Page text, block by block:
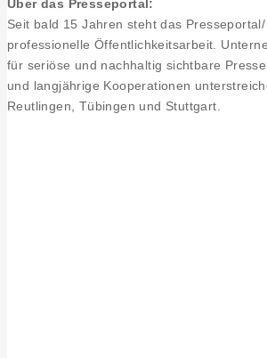
Über das Presseportal:
Seit bald 15 Jahren steht das
professionelle Öffentlichkeitsarbeit.
für seriöse und nachhaltig sichtbare
und langjährige Kooperationen
Reutlingen, Tübingen und Stuttgart.